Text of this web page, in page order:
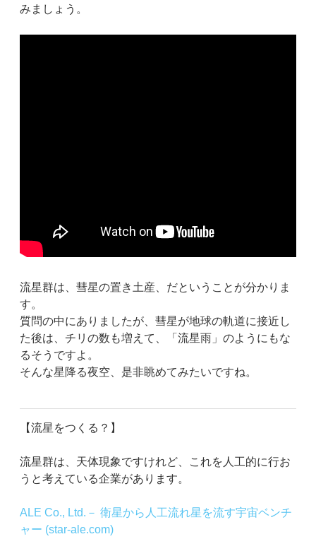
みましょう。
流星群は、彗星の置き土産、だということが分かりま
す。
質問の中にありましたが、彗星が地球の軌道に接近し
た後は、チリの数も増えて、「流星雨」のようにもな
るそうですよ。
そんな星降る夜空、是非眺めてみたいですね。
【流星をつくる？】
流星群は、天体現象ですけれど、これを人工的に行お
うと考えている企業があります。
ALE Co., Ltd.－ 衛星から人工流れ星を流す宇宙ベンチ
ャー (star-ale.com)